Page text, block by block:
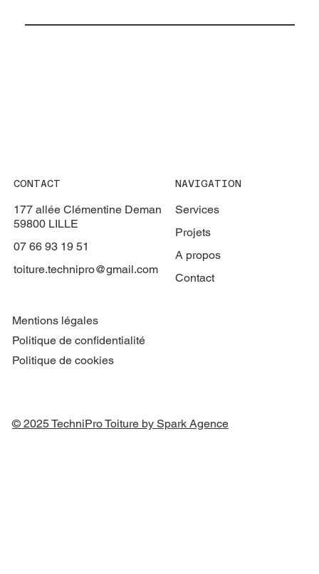
CONTACT
177 allée Clémentine Deman
59800 LILLE
07 66 93 19 51
toiture.technipro@gmail.com
NAVIGATION
Services
Projets
A propos
Contact
Mentions légales
Politique de confidentialité
Politique de cookies
© 2025 TechniPro Toiture by Spark Agence